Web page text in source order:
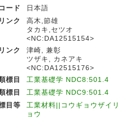
ード
日本語
ンク
高木,節雄
タカキ,セツオ
<NC:DA12515154>
ンク
津崎, 兼彰
ツザキ, カネアキ
<NC:DA12515176>
標目
工業基礎学 NDC8:501.4
標目
工業基礎学 NDC9:501.4
目等
工業材料||コウギョウザイリ
ョウ